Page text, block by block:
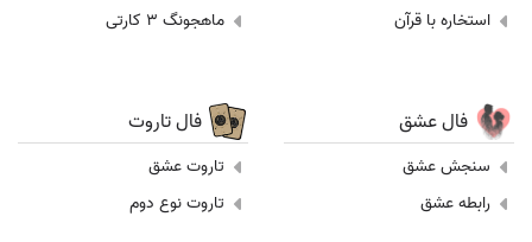
استخاره با قرآن
ماهجونگ 3 کارتی
فال عشق
سنجش عشق
رابطه عشق
فال تاروت
تاروت عشق
تاروت نوع دوم